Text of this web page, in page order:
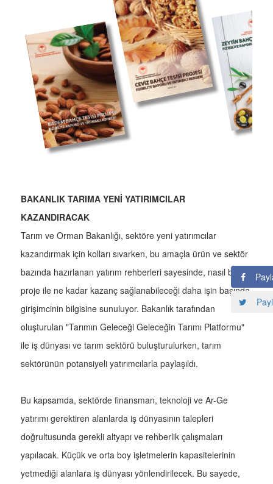
BAKANLIK TARIMA YENİ YATIRIMCILAR
KAZANDIRACAK
Tarım ve Orman Bakanlığı, sektöre yeni yatırımcılar
kazandırmak için kolları sıvarken, bu amaçla ürün ve sektör
bazında hazırlanan yatırım rehberleri sayesinde, nasıl bir
proje ile ne kadar kazanç sağlanabileceği daha işin başında
girişimcinin bilgisine sunuluyor. Bakanlık tarafından
oluşturulan "Tarımın Geleceği Geleceğin Tarımı Platformu"
ile iş dünyası ve tarım sektörü buluşturulurken, tarım
sektörünün potansiyeli yatırımcılarla paylaşıldı.
Bu kapsamda, sektörde finansman, teknoloji ve Ar-Ge
yatırımı gerektiren alanlarda iş dünyasının talepleri
doğrultusunda gerekli altyapı ve rehberlik çalışmaları
yapılacak. Küçük ve orta boy işletmelerin kapasitelerinin
yetmediği alanlara iş dünyası yönlendirilecek. Bu sayede,